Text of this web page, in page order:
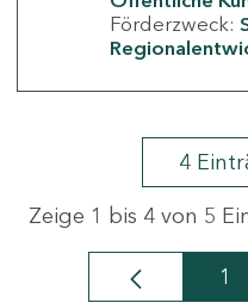
Förderzweck:
4
Zeige 1 bis 4 von 5
1